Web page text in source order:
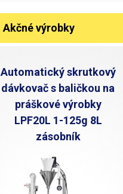
Akčné výrobky
Automatický skrutkový
dávkovač s baličkou na
práškové výrobky
LPF20L 1-125g 8L
zásobník